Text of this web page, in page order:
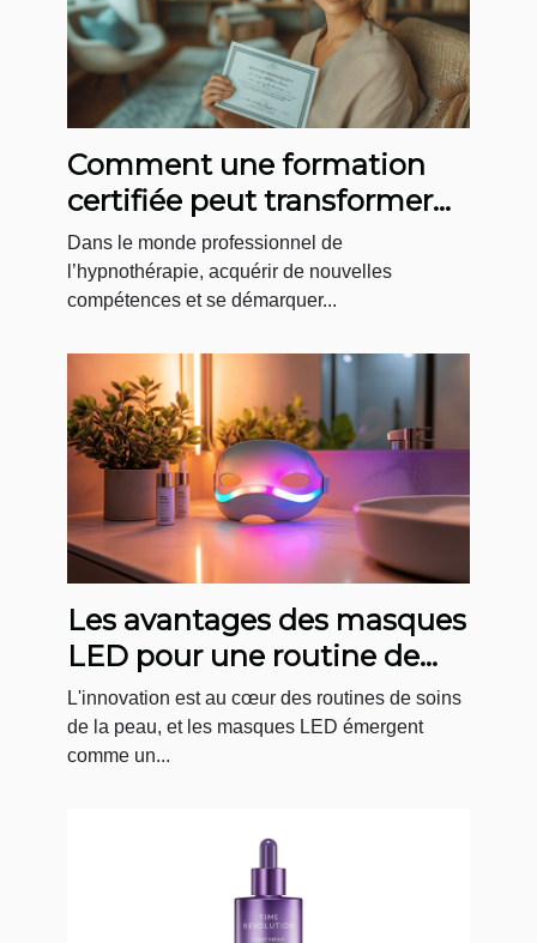
Comment une formation
certifiée peut transformer
votre carrière
d’hypnothérapeute ?
Dans le monde professionnel de
l’hypnothérapie, acquérir de nouvelles
compétences et se démarquer...
Les avantages des masques
LED pour une routine de
soin quotidienne
L'innovation est au cœur des routines de soins
de la peau, et les masques LED émergent
comme un...